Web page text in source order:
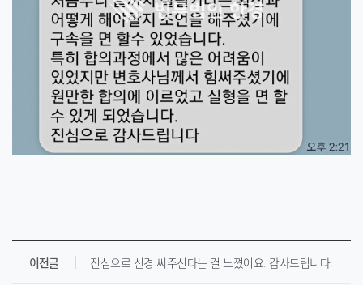
이전글 진심으로 신경 써주신다는 걸 느꼈어요. 감사드립니다.